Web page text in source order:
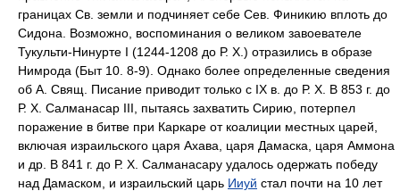
границах Св. земли и подчиняет себе Сев. Финикию вплоть до
Сидона. Возможно, воспоминания о великом завоевателе
Тукульти-Нинурте I (1244-1208 до Р. Х.) отразились в образе
Нимрода (Быт 10. 8-9). Однако более определенные сведения
об А. Свящ. Писание приводит только с IX в. до Р. Х. В 853 г. до
Р. Х. Салманасар III, пытаясь захватить Сирию, потерпел
поражение в битве при Каркаре от коалиции местных царей,
включая израильского царя Ахава, царя Дамаска, царя Аммона
и др. В 841 г. до Р. Х. Салманасару удалось одержать победу
над Дамаском, и израильский царь Ииуй стал почти на 10 лет